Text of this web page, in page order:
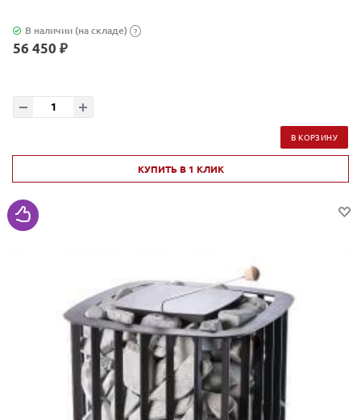
В наличии (на складе) ?
56 450 ₽
В КОРЗИНУ
КУПИТЬ В 1 КЛИК